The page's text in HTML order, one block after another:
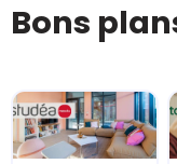
Bons